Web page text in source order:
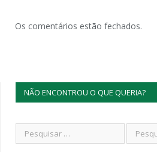
Os comentários estão fechados.
NÃO ENCONTROU O QUE QUERIA?